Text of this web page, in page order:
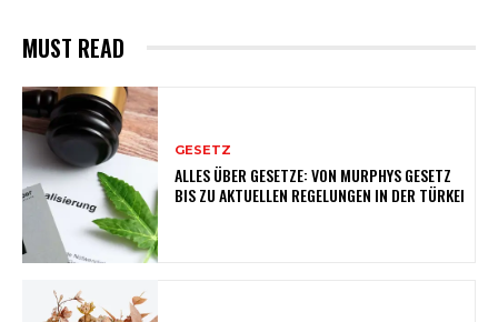
MUST READ
GESETZ
ALLES ÜBER GESETZE: VON MURPHYS GESETZ
BIS ZU AKTUELLEN REGELUNGEN IN DER TÜRKEI